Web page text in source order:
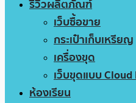
รีวิวผลิตภัณฑ์
เว็บซื้อขาย
กระเป๋าเก็บเหรียญ
เครื่องขุด
เว็บขุดแบบ
ห้องเรียน